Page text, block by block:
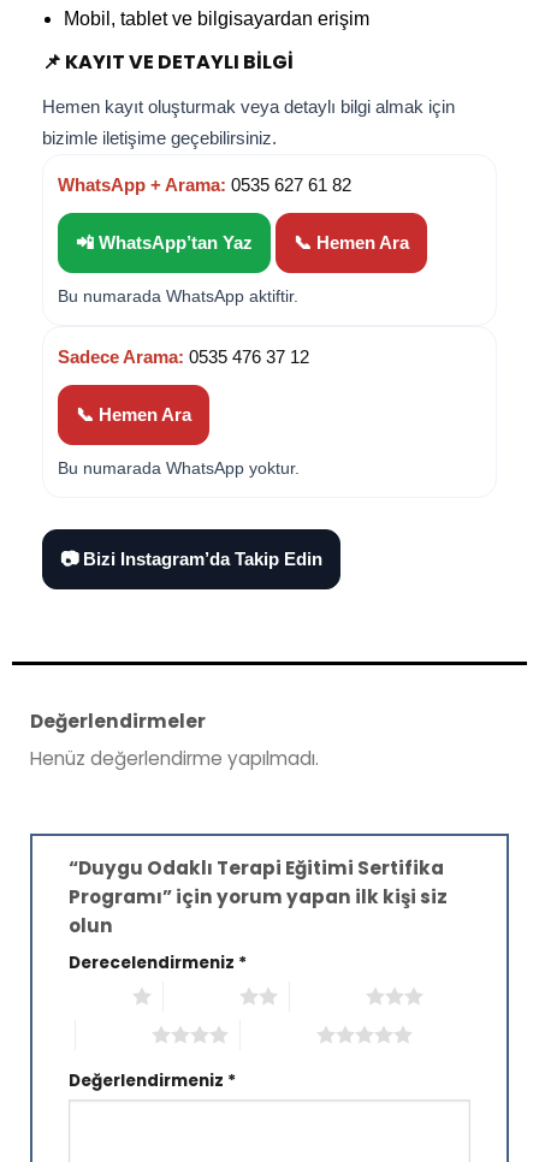
Mobil, tablet ve bilgisayardan erişim
📌 KAYIT VE DETAYLI BILGI
Hemen kayıt oluşturmak veya detaylı bilgi almak için
bizimle iletişime geçebilirsiniz.
WhatsApp + Arama: 0535 627 61 82
📲 WhatsApp’tan Yaz 📞 Hemen Ara
Bu numarada WhatsApp aktiftir.
Sadece Arama: 0535 476 37 12
📞 Hemen Ara
Bu numarada WhatsApp yoktur.
📷 Bizi Instagram’da Takip Edin
Değerlendirmeler
Henüz değerlendirme yapılmadı.
“Duygu Odaklı Terapi Eğitimi Sertifika
Programı” için yorum yapan ilk kişi siz
olun
Derecelendirmeniz *
Değerlendirmeniz *